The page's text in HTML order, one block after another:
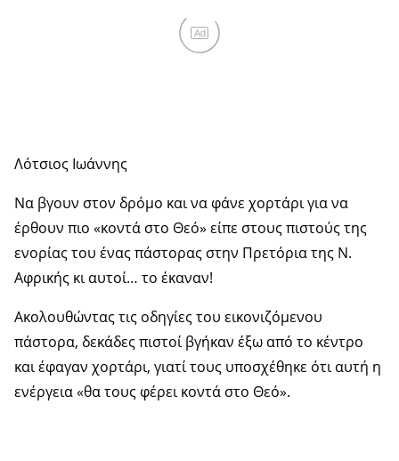
Ad
Λότσιος Ιωάννης
Να βγουν στον δρόμο και να φάνε χορτάρι για να
έρθουν πιο «κοντά στο Θεό» είπε στους πιστούς της
ενορίας του ένας πάστορας στην Πρετόρια της Ν.
Αφρικής κι αυτοί… το έκαναν!
Ακολουθώντας τις οδηγίες του εικονιζόμενου
πάστορα, δεκάδες πιστοί βγήκαν έξω από το κέντρο
και έφαγαν χορτάρι, γιατί τους υποσχέθηκε ότι αυτή η
ενέργεια «θα τους φέρει κοντά στο Θεό».